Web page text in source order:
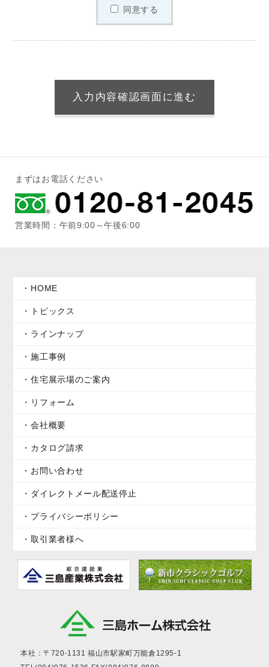
同意する
まずはお電話ください
営業時間：午前9:00～午後6:00
HOME
トピックス
ラインナップ
施工事例
住宅展示場のご案内
リフォーム
会社概要
カタログ請求
お問い合わせ
ダイレクトメール配送停止
プライバシーポリシー
取引業者様へ
本社：〒720-1131福山市駅家町万能倉1295-1